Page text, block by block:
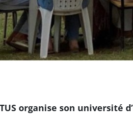
organise son université